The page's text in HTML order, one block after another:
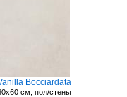
Bocciardata
см, пол/стены